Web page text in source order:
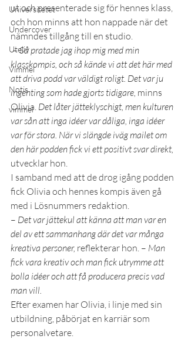
Universitetet
Undercover
Uteliv
Vimmel
Notis
vimmel
ut och presenterade sig för hennes klass,
och hon minns att hon nappade när det
nämndes tillgång till en studio.
– Så pratade jag ihop mig med min
klasskompis, och så kände vi att det här med
att driva podd var väldigt roligt. Det var ju
ingenting som hade gjorts tidigare, minns
Olivia. Det låter jätteklyschigt, men kulturen
var sån att inga idéer var dåliga, inga idéer
var för stora. När vi slängde iväg mailet om
den här podden fick vi ett positivt svar direkt,
utvecklar hon.
I samband med att de drog igång podden
fick Olivia och hennes kompis även gå
med i Lösnummers redaktion.
– Det var jättekul att känna att man var en
del av ett sammanhang där det var många
kreativa personer, reflekterar hon. – Man
fick vara kreativ och man fick utrymme att
bolla idéer och att få producera precis vad
man vill.
Efter examen har Olivia, i linje med sin
utbildning, påbörjat en karriär som
personalvetare.